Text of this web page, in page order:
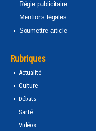
Régie publicitaire
Mentions légales
Soumettre article
Rubriques
Actualité
Culture
Débats
Santé
Vidéos